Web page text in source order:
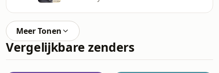
Meer Tonen
Vergelijkbare zenders